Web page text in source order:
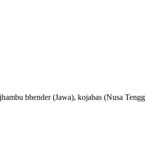
bhender (Jawa), kojabas (Nusa